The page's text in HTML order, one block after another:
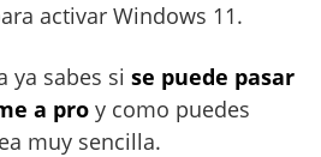
activar Windows 11.
ya sabes si se puede pasar
a pro y como puedes
muy sencilla.